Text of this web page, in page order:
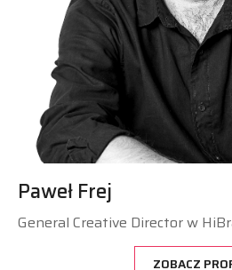
Paweł Frej
General Creative Director w
ZOBACZ